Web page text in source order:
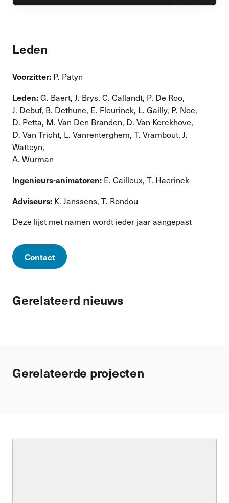
Leden
Voorzitter: P. Patyn
Leden:G. Baert, J. Brys, C. Callandt, P. De Roo,
J. Debuf, B. Dethune, E. Fleurinck, L. Gailly, P. Noe,
D. Petta, M. Van Den Branden, D. Van Kerckhove,
D. Van Tricht, L. Vanrenterghem, T. Vrambout, J.
Watteyn,
A. Wurman
Ingenieurs-animatoren: E. Cailleux, T. Haerinck
Adviseurs: K. Janssens, T. Rondou
Deze lijst met namen wordt ieder jaar aangepast
Contact
Gerelateerd nieuws
Gerelateerde projecten